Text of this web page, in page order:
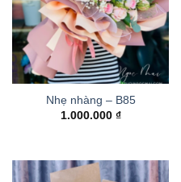
Nhẹ nhàng – B85
1.000.000 ₫